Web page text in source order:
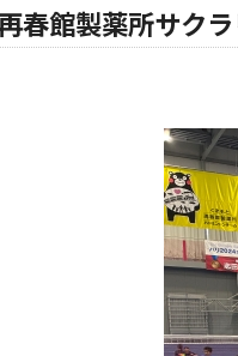
春館製薬所サク